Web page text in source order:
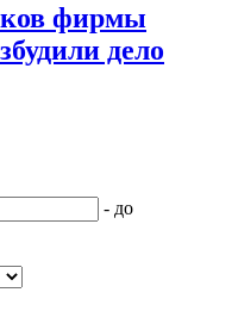
фирмы
дело
- до